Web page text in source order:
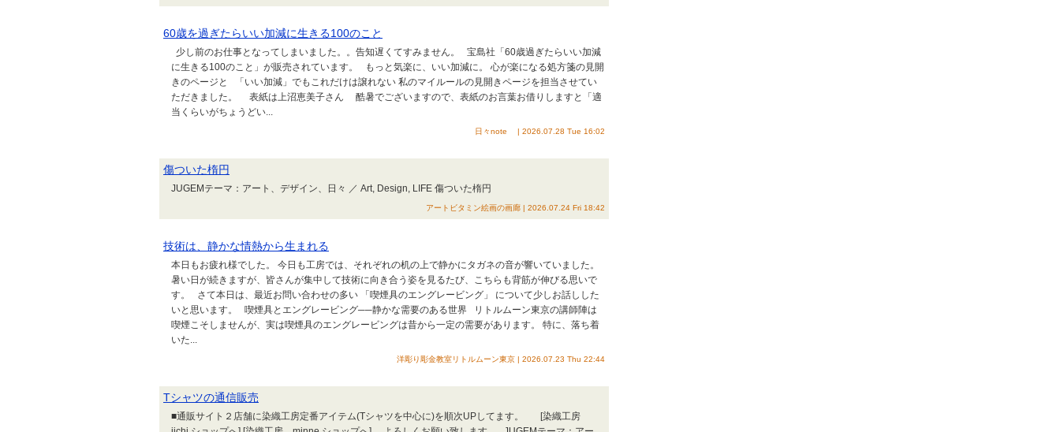
60歳を過ぎたらいい加減に生きる100のこと
少し前のお仕事となってしまいました。。告知遅くてすみません。 宝島社「60歳過ぎたらいい加減
に生きる100のこと」が販売されています。 もっと気楽に、いい加減に。 心が楽になる処方箋の見開
きのページと 「いい加減」でもこれだけは譲れない 私のマイルールの見開きページを担当させてい
ただきました。 表紙は上沼恵美子さん 酷暑でございますので、表紙のお言葉お借りしますと「適
当くらいがちょうどい...
日々note | 2026.07.28 Tue 16:02
傷ついた楕円
JUGEMテーマ：アート、デザイン、日々 ／ Art, Design, LIFE 傷ついた楕円
アートビタミン絵画の画廊 | 2026.07.24 Fri 18:42
技術は、静かな情熱から生まれる
本日もお疲れ様でした。 今日も工房では、それぞれの机の上で静かにタガネの音が響いていました。
暑い日が続きますが、皆さんが集中して技術に向き合う姿を見るたび、こちらも背筋が伸びる思いで
す。 さて本日は、最近お問い合わせの多い 「喫煙具のエングレービング」 について少しお話しした
いと思います。 喫煙具とエングレービング──静かな需要のある世界 リトルムーン東京の講師陣は
喫煙こそしませんが、実は喫煙具のエングレービングは昔から一定の需要があります。 特に、落ち着
いた...
洋彫り彫金教室リトルムーン東京 | 2026.07.23 Thu 22:44
Tシャツの通信販売
■通販サイト２店舗に染織工房定番アイテム(Tシャツを中心に)を順次UPしてます。 [染織工房